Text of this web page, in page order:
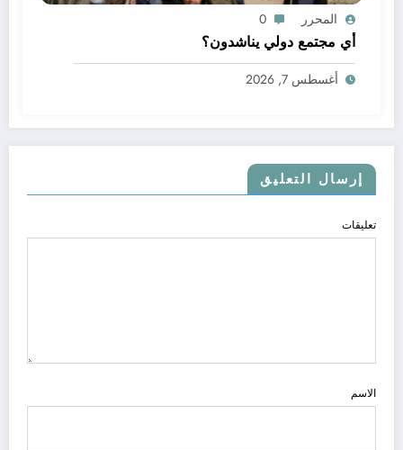
المحرر 0
أي مجتمع دولي يناشدون؟
أغسطس 7, 2026
إرسال التعليق
تعليقات
الاسم